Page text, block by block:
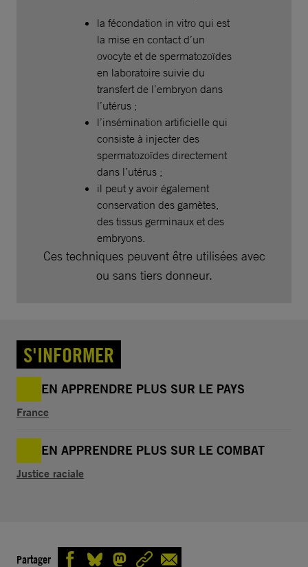
la fécondation in vitro qui est
la mise en contact d’un
ovocyte et de spermatozoïdes
en laboratoire suivie du
transfert de l’embryon dans
l’utérus ;
l’insémination artificielle qui
consiste à injecter des
spermatozoïdes directement
dans l’utérus ;
il peut y avoir également
conservation des gamètes,
des tissus germinaux et des
embryons.
Ces techniques peuvent être utilisées avec
ou sans tiers donneur.
S'INFORMER
EN APPRENDRE PLUS SUR LE PAYS
France
EN APPRENDRE PLUS SUR LE COMBAT
Justice raciale
Partager